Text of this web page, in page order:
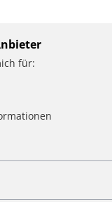
für: